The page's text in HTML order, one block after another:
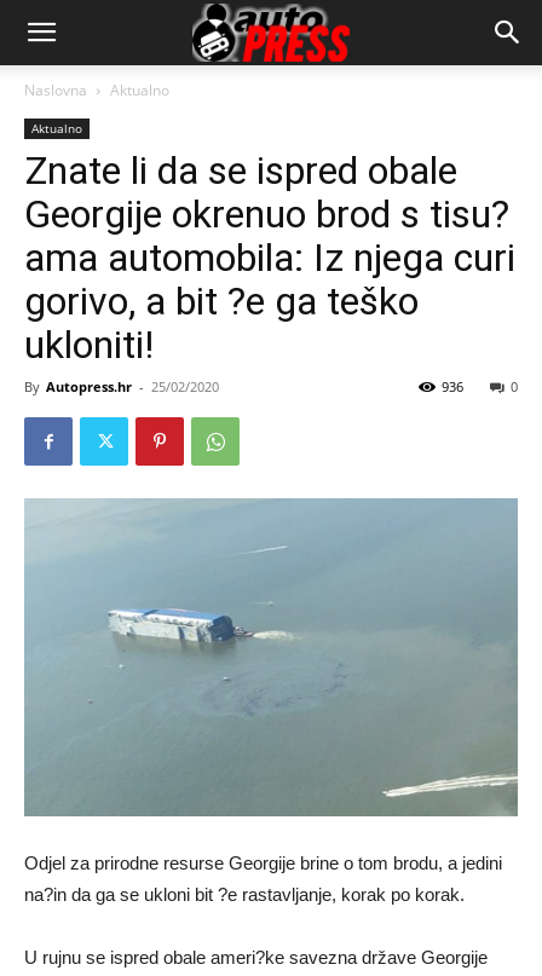
AutopressHR
Naslovna Aktualno
Aktualno
Znate li da se ispred obale
Georgije okrenuo brod s tisu?
ama automobila: Iz njega curi
gorivo, a bit ?e ga teško
ukloniti!
By Autopress.hr - 25/02/2020 0
936
Odjel za prirodne resurse Georgije brine o tom brodu, a jedini
na?in da ga se ukloni bit ?e rastavljanje, korak po korak.
U rujnu se ispred obale ameri?ke savezna države Georgije